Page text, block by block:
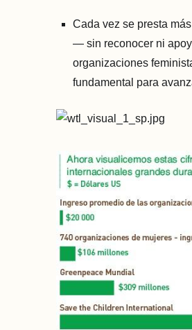
Cada vez se presta
— sin reconocer ni
organizaciones
fundamental para